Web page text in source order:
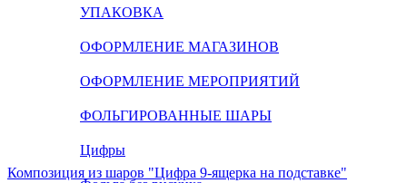
УПАКОВКА
ОФОРМЛЕНИЕ МАГАЗИНОВ
ОФОРМЛЕНИЕ МЕРОПРИЯТИЙ
ФОЛЬГИРОВАННЫЕ ШАРЫ
Цифры
Композиция из шаров "Цифра 9-ящерка на подставке"